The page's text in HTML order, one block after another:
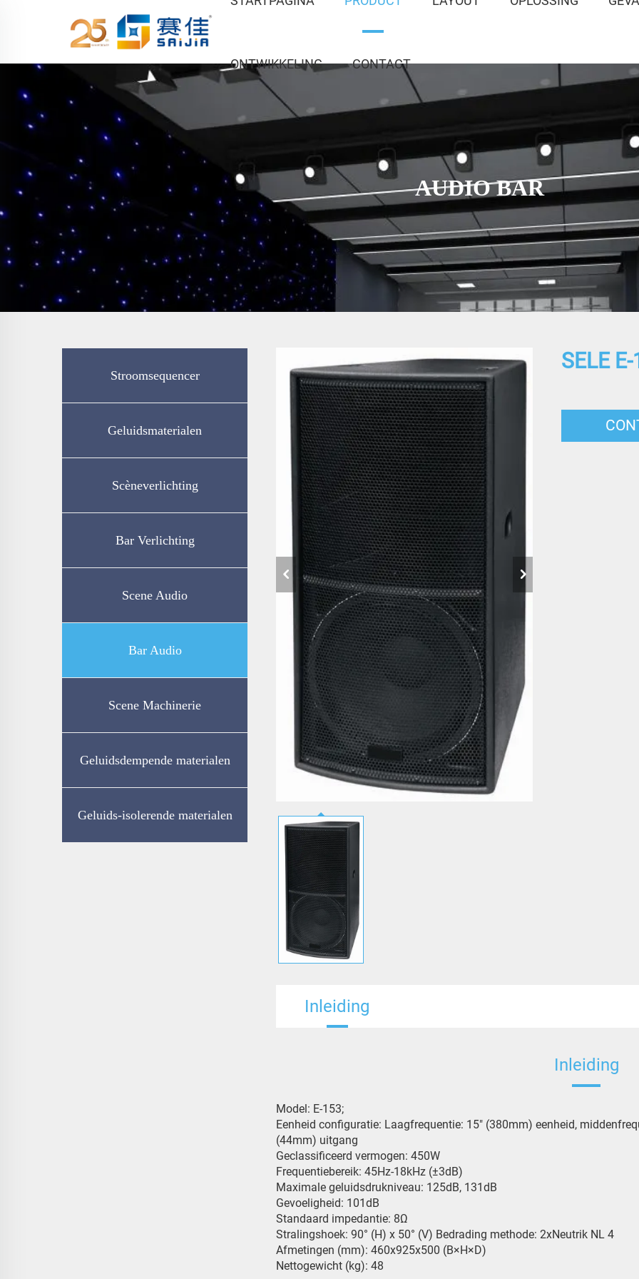
ONTWIKKELING CONTACT
AUDIO BAR
Stroomsequencer
Geluidsmaterialen
Scèneverlichting
Bar Verlichting
Scene Audio
Bar Audio
Scene Machinerie
Geluidsdempende materialen
Geluids-isolerende materialen
SELE
Inleiding
Inleiding
Model: E-153;
Eenheid configuratie: Laagfrequentie: 15″ (380mm) eenheid,
(44mm) uitgang
Geclassificeerd vermogen: 450W
Frequentiebereik: 45Hz-18kHz (±3dB)
Maximale geluidsdrukniveau: 125dB, 131dB
Gevoeligheid: 101dB
Standaard impedantie: 8Ω
Stralingshoek: 90° (H) x 50° (V) Bedrading methode: 2xNeutrik NL 4
Afmetingen (mm): 460x925x500 (B×H×D)
Nettogewicht (kg): 48